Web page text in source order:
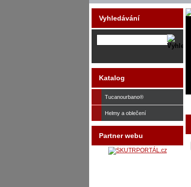
Vyhledávání
Katalog
Tucanourbano®
Helmy a oblečení
Partner webu